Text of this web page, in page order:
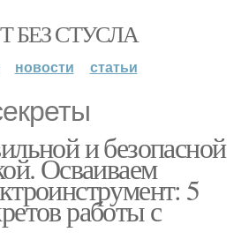
БЕЗ СТУСЛА
новости статьи
и безопасной
Осваиваем
5
работы с